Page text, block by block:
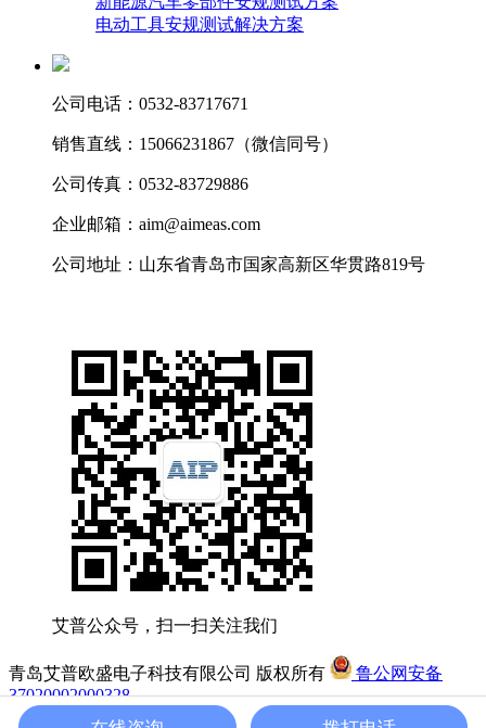
电动工具安规测试解决方案
公司电话：0532-83717671
销售直线：15066231867（微信同号）
公司传真：0532-83729886
企业邮箱：aim@aimeas.com
公司地址：山东省青岛市国家高新区华贯路819号
艾普公众号，扫一扫关注我们
青岛艾普欧盛电子科技有限公司 版权所有
鲁公网安备
37020002000328
友情链接:
艾普智能 鲁ICP备2020048832号